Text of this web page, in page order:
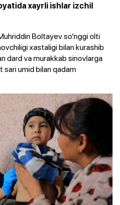
xayrli ishlar izchil
Boltayev so‘nggi olti
xastaligi bilan kurashib
dard va murakkab sinovlarga
sari umid bilan qadam